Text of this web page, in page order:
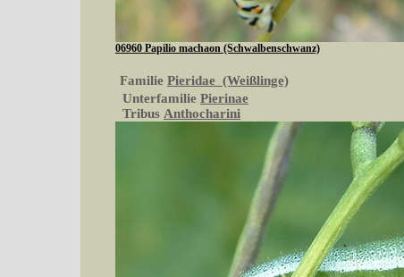
06960 Papilio machaon (Schwalbenschwanz)
Familie Pieridae (Weißlinge)
Unterfamilie Pierinae
Tribus Anthocharini